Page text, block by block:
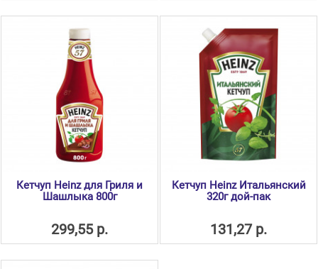
Кетчуп Heinz для Гриля и
Шашлыка 800г
299,55 р.
Кетчуп Heinz Итальянский
320г дой-пак
131,27 р.